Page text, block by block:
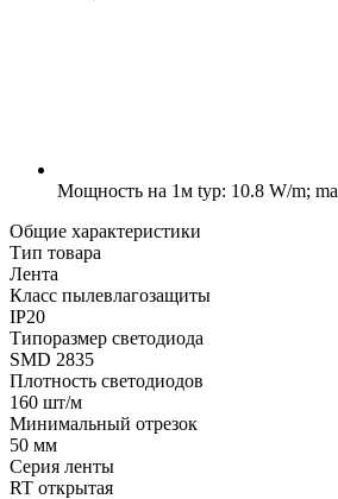
Мощность на 1м typ: 10.8 W/m;
Общие характеристики
Тип товара
Лента
Класс пылевлагозащиты
IP20
Типоразмер светодиода
SMD 2835
Плотность светодиодов
160 шт/м
Минимальный отрезок
50 мм
Серия ленты
RT открытая